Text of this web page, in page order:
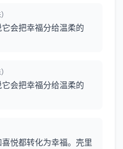
会把幸福分给温柔的
会把幸福分给温柔的
悦都转化为幸福。壳里